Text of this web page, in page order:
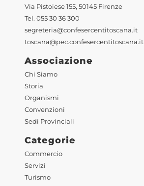
Via Pistoiese 155, 50145 Firenze
Tel. 055 30 36 300
segreteria@confesercentitoscana.it
toscana@pec.confesercentitoscana.it
Associazione
Chi Siamo
Storia
Organismi
Convenzioni
Sedi Provinciali
Categorie
Commercio
Servizi
Turismo